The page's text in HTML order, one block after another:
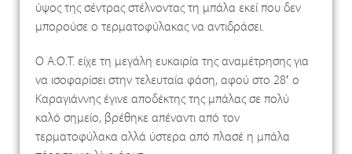
ύψος της σέντρας στέλνοντας τη μπάλα εκεί που δεν
μπορούσε ο τερματοφύλακας να αντιδράσει.
Ο Α.Ο.Τ. είχε τη μεγάλη ευκαιρία της αναμέτρησης για
να ισοφαρίσει στην τελευταία φάση, αφού στο 28′ ο
Καραγιάννης έγινε αποδέκτης της μπάλας σε πολύ
καλό σημείο, βρέθηκε απέναντι από τον
τερματοφύλακα αλλά ύστερα από πλασέ η μπάλα